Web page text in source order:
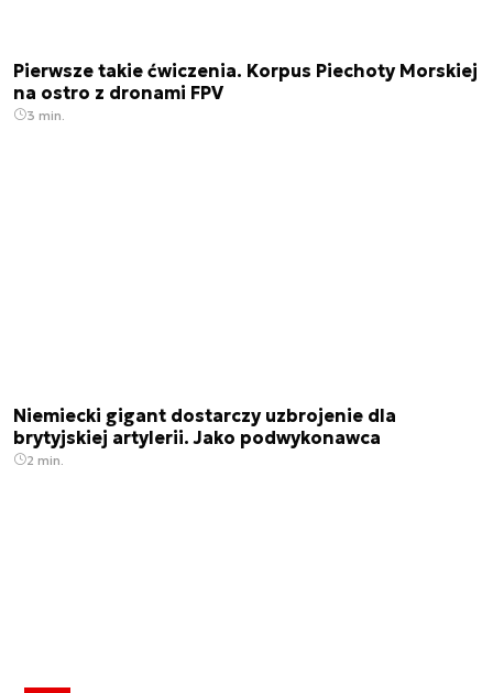
Pierwsze takie ćwiczenia. Korpus Piechoty Morskiej
na ostro z dronami FPV
3 min.
Niemiecki gigant dostarczy uzbrojenie dla
brytyjskiej artylerii. Jako podwykonawca
2 min.